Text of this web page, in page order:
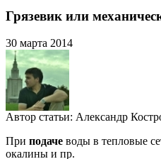
Грязевик или
30 марта 2014
Автор статьи: Александр
При подаче воды в тепловые
окалины и пр.